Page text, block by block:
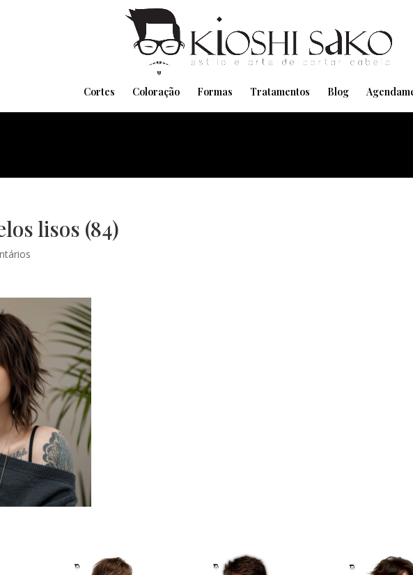
Cortes Coloração Formas Tratamentos Blog
lisos (84)
Pensando em transformar seu Visual??
Agende pelo Whatsapp